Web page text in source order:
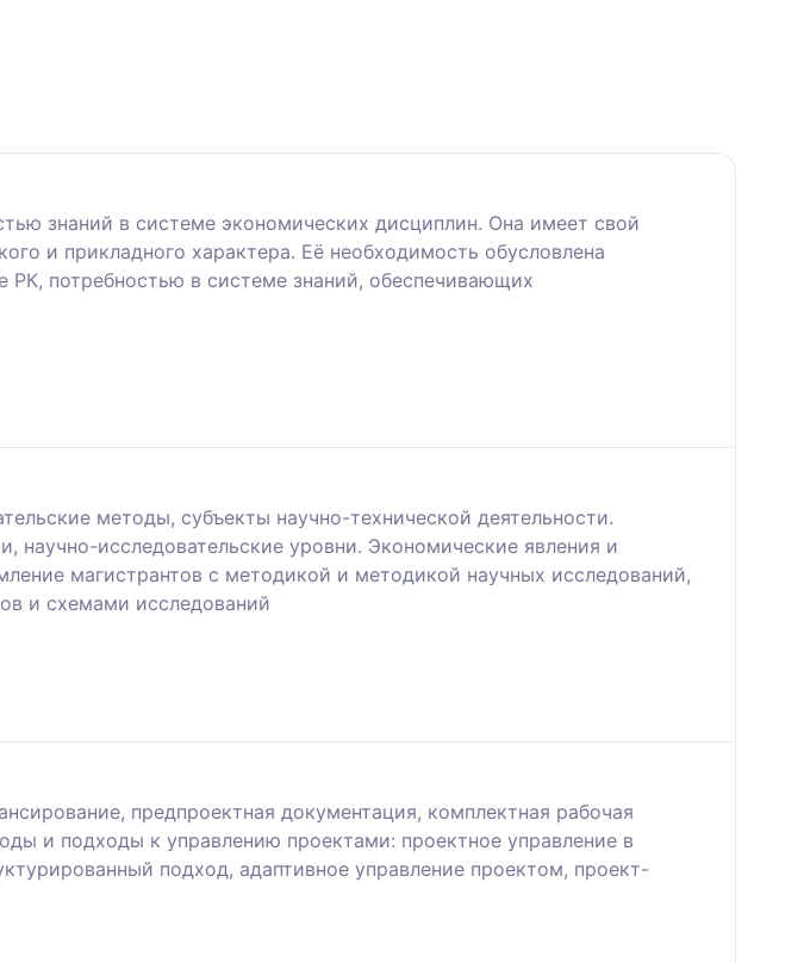
знаний в системе экономических дисциплин. Она имеет свой
и прикладного характера. Её необходимость обусловлена
потребностью в системе знаний, обеспечивающих
методы, субъекты научно-технической деятельности.
научно-исследовательские уровни. Экономические явления и
магистрантов с методикой и методикой научных исследований,
и схемами исследований
предпроектная документация, комплектная рабочая
и подходы к управлению проектами: проектное управление в
подход, адаптивное управление проектом, проект-